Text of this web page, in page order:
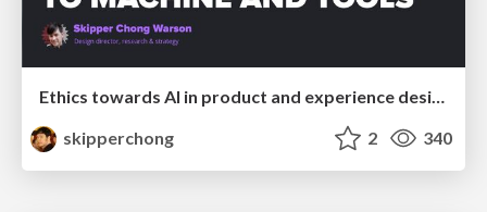
Ethics towards AI in product and experience design
skipperchong
2 340